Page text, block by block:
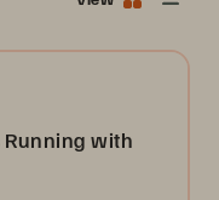
Running with